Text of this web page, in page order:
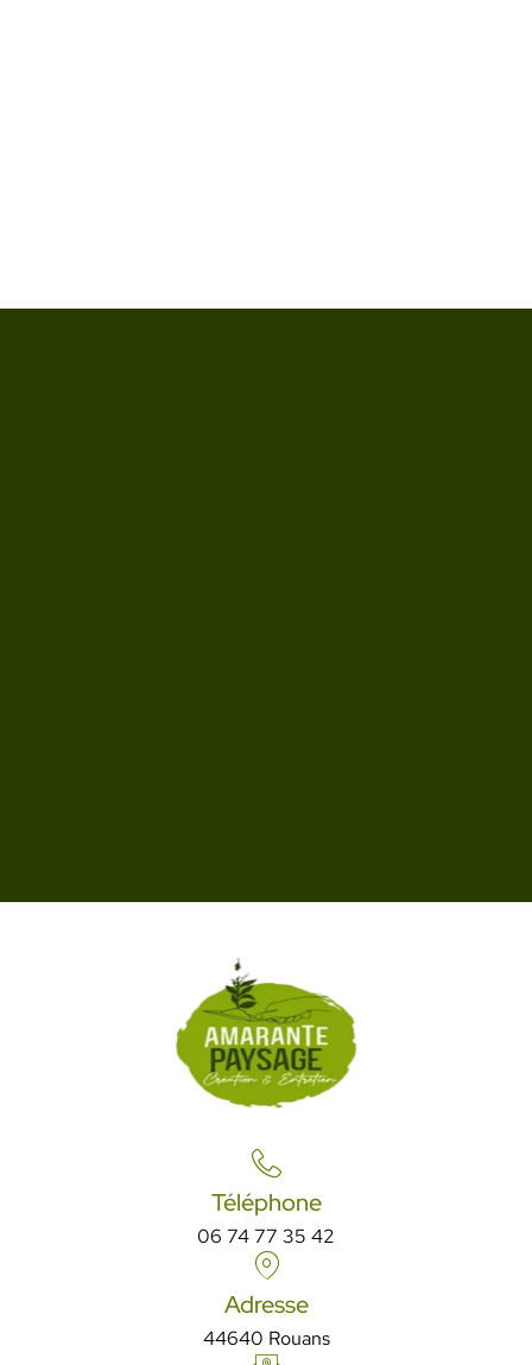
Téléphone
06 74 77 35 42
Adresse
44640 Rouans